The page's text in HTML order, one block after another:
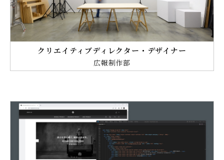
クリエイティブディレクター・デザイナー
広報制作部